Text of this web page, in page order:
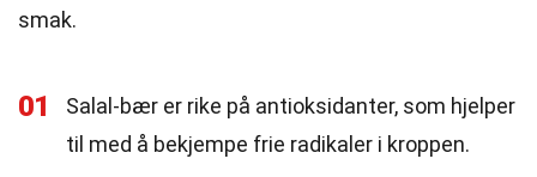
smak.
01
Salal-bær er rike på antioksidanter, som hjelper
til med å bekjempe frie radikaler i kroppen.